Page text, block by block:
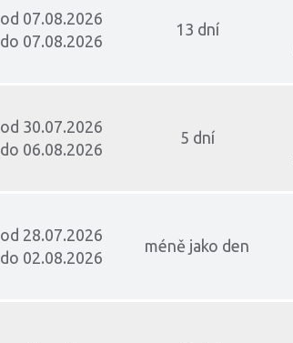
od 07.08.2026
do 07.08.2026
13 dní
od 30.07.2026
do 06.08.2026
5 dní
od 28.07.2026
do 02.08.2026
méně jako den